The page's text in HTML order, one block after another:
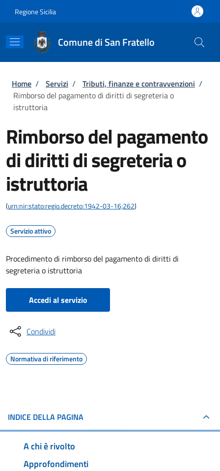
Regione Sicilia
Comune di San Fratello
Briciole di pane
Home / Servizi / Tributi, finanze e contravvenzioni /
Rimborso del pagamento di diritti di segreteria o
istruttoria
Rimborso del pagamento
di diritti di segreteria o
istruttoria
(urn:nir:stato:regio.decreto:1942-03-16;262)
Servizio attivo
Procedimento di rimborso del pagamento di diritti di
segreteria o istruttoria
Accedi al servizio
Condividi
Normativa di riferimento
INDICE DELLA PAGINA
A chi è rivolto
Approfondimenti